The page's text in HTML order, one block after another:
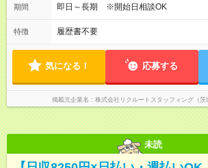
06:00～07:45
期間 即日～長期 ※開始日相談OK
特徴 履歴書不要
気になる！ 応募する
掲載元企業名 株式会社リクルートスタッフィング（茨
未読